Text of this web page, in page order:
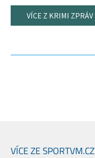
VÍCE Z KRIMI ZPRÁV
VÍCE ZE SPORTVM.CZ